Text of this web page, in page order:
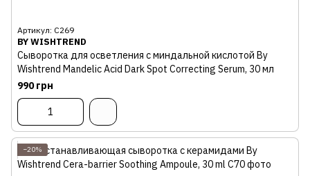
Артикул: С269
BY WISHTREND
Сыворотка для осветления с миндальной кислотой By
Wishtrend Mandelic Acid Dark Spot Correcting Serum, 30 мл
990 грн
−20%